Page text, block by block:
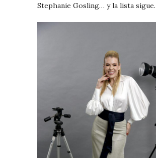
Stephanie Gosling… y la lista sigue.